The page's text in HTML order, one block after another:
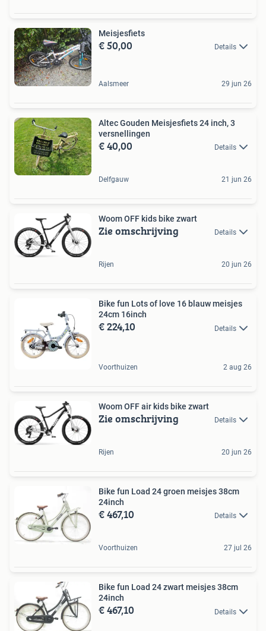
Meisjesfiets
€ 50,00 Details
Aalsmeer 29 jun 26
Altec Gouden Meisjesfiets 24 inch, 3
versnellingen
€ 40,00 Details
Delfgauw 21 jun 26
Woom OFF kids bike zwart
Zie omschrijving Details
Rijen 20 jun 26
Bike fun Lots of love 16 blauw meisjes
24cm 16inch
€ 224,10 Details
Voorthuizen 2 aug 26
Woom OFF air kids bike zwart
Zie omschrijving Details
Rijen 20 jun 26
Bike fun Load 24 groen meisjes 38cm
24inch
€ 467,10 Details
Voorthuizen 27 jul 26
Bike fun Load 24 zwart meisjes 38cm
24inch
€ 467,10 Details